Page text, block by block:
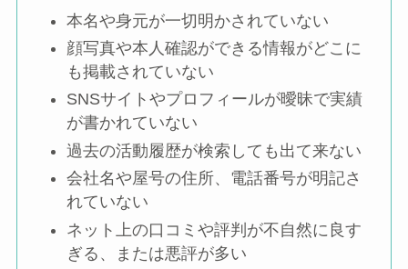
本名や身元が一切明かされていない
顔写真や本人確認ができる情報がどこに
も掲載されていない
SNSサイトやプロフィールが曖昧で実績
が書かれていない
過去の活動履歴が検索しても出て来ない
会社名や屋号の住所、電話番号が明記さ
れていない
ネット上の口コミや評判が不自然に良す
ぎる、または悪評が多い